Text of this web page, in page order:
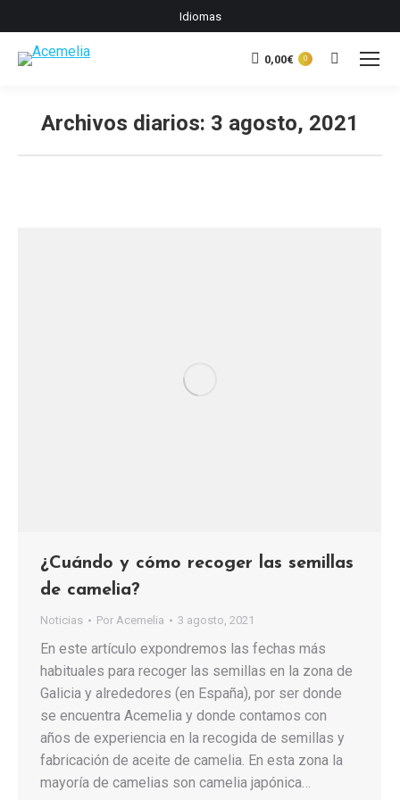
Idiomas
0,00€ 0 Buscar:
Archivos diarios: 3 agosto, 2021
¿Cuándo y cómo recoger las semillas
de camelia?
Noticias Por Acemelia 3 agosto, 2021
En este artículo expondremos las fechas más
habituales para recoger las semillas en la zona de
Galicia y alrededores (en España), por ser donde
se encuentra Acemelia y donde contamos con
años de experiencia en la recogida de semillas y
fabricación de aceite de camelia. En esta zona la
mayoría de camelias son camelia japónica…